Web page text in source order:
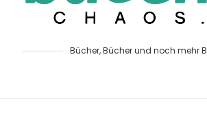
Bücher, Bücher und noch mehr